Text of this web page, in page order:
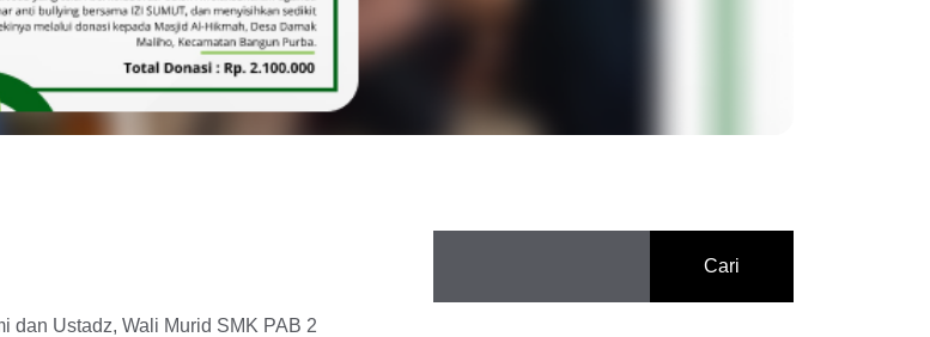
dan Ustadz, Wali Murid SMK PAB 2
Cari